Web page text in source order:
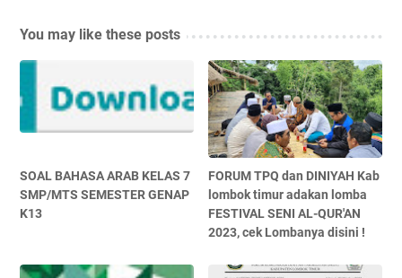
You may like these posts
SOAL BAHASA ARAB KELAS 7
SMP/MTS SEMESTER GENAP
K13
FORUM TPQ dan DINIYAH Kab
lombok timur adakan lomba
FESTIVAL SENI AL-QUR'AN
2023, cek Lombanya disini !